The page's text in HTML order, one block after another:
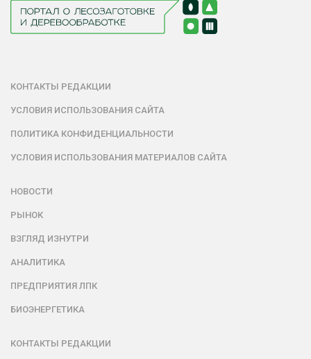
КОНТАКТЫ РЕДАКЦИИ
УСЛОВИЯ ИСПОЛЬЗОВАНИЯ САЙТА
ПОЛИТИКА КОНФИДЕНЦИАЛЬНОСТИ
УСЛОВИЯ ИСПОЛЬЗОВАНИЯ МАТЕРИАЛОВ САЙТА
НОВОСТИ
РЫНОК
ВЗГЛЯД ИЗНУТРИ
АНАЛИТИКА
ПРЕДПРИЯТИЯ ЛПК
БИОЭНЕРГЕТИКА
КОНТАКТЫ РЕДАКЦИИ